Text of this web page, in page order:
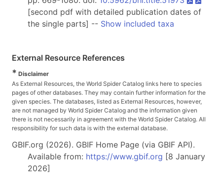
[second pdf with detailed publication dates of
the single parts] -- Show included taxa
External Resource References
* Disclaimer
As External Resources, the World Spider Catalog links here to species
pages of other databases. They may contain further information for the
given species. The databases, listed as External Resources, however,
are not managed by World Spider Catalog and the information given
there is not necessarily in agreement with the World Spider Catalog. All
responsibility for such data is with the external database.
GBIF.org (2026). GBIF Home Page (via GBIF API).
Available from: https://www.gbif.org [8 January
2026]